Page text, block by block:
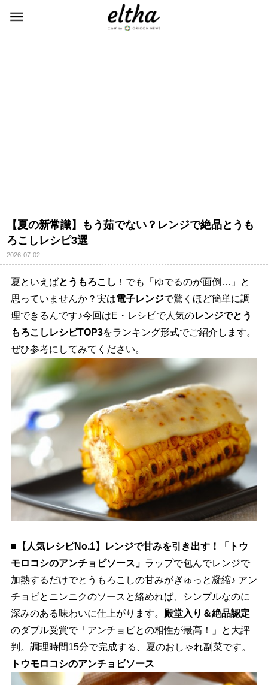
【夏の新常識】もう茹でない？レンジで絶品とうも
ろこしレシピ3選
2026-07-02
夏といえばとうもろこし ！でも「ゆでるのが面倒…」と
思っていませんか？実は電子レンジで驚くほど簡単に調
理できるんです♪今回はE・レシピで人気のレンジでとう
もろこしレシピTOP3をランキング形式でご紹介します。
ぜひ参考にしてみてください。
■【人気レシピNo.1】レンジで甘みを引き出す！「トウ
モロコシのアンチョビソース」 ラップで包んでレンジで
加熱するだけでとうもろこしの甘みがぎゅっと凝縮♪ アン
チョビとニンニクのソースと絡めれば、シンプルなのに
深みのある味わいに仕上がります。 殿堂入り＆絶品認定
のダブル受賞で「アンチョビとの相性が最高！」と大評
判。調理時間15分で完成する、夏のおしゃれ副菜です。
トウモロコシのアンチョビソース